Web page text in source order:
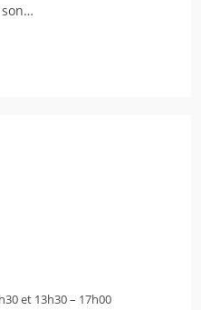
et 13h30 – 17h00